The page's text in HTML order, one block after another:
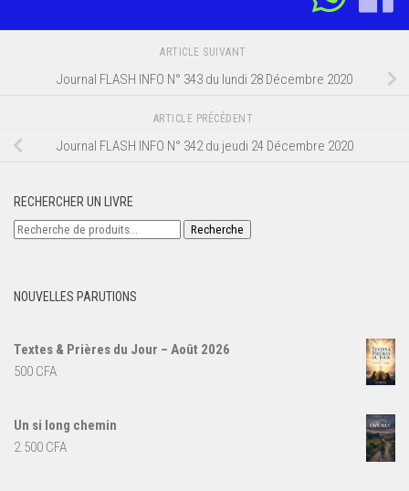
ARTICLE SUIVANT
Journal FLASH INFO N° 343 du lundi 28 Décembre 2020
ARTICLE PRÉCÉDENT
Journal FLASH INFO N° 342 du jeudi 24 Décembre 2020
RECHERCHER UN LIVRE
Recherche
Recherche
NOUVELLES PARUTIONS
Textes & Prières du Jour – Août 2026
500 CFA
Un si long chemin
2.500 CFA